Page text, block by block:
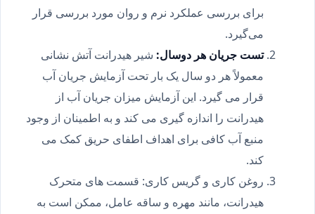
برای بررسی عملکرد نرم و روان مورد بررسی قرار
می‌گیرد.
تست جریان هر دوسال:شیر هیدرانت آتش نشانی
معمولاً هر دو سال یک بار تحت آزمایش جریان آب
قرار می گیرد. این آزمایش میزان جریان آب از
هیدرانت را اندازه گیری می کند و به اطمینان از وجود
منبع آب کافی برای اهداف اطفای حریق کمک می
کند.
روغن کاری و گریس کاری: قسمت های متحرک
هیدرانت، مانند مهره و ساقه عامل، ممکن است به